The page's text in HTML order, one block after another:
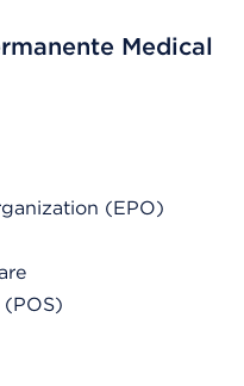
Medical
(EPO)